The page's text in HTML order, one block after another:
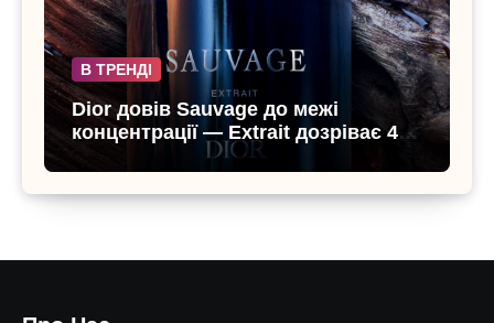
В ТРЕНДІ
Dior довів Sauvage до межі
концентрації — Extrait дозріває 42